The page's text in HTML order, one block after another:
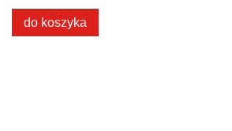
do koszyka